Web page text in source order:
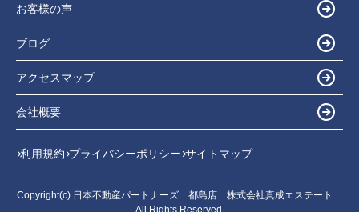
お客様の声
ブログ
アクセスマップ
会社概要
利用規約 プライバシーポリシー サイトマップ
Copyright(c) 日本不動産パートナーズ 都島店 株式会社真成エステート
All Rights Reserved.